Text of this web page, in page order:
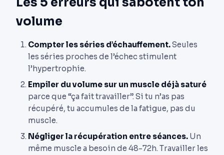
volume
Compter les séries d’échauffement.Seules
les séries proches de l’échec stimulent
l’hypertrophie.
Empiler du volume sur un muscle déjà saturé
parce que “ça fait travailler”. Si tu n’as pas
récupéré, tu accumules de la fatigue, pas du
muscle.
Négliger la récupération entre séances. Un
même muscle a besoin de 48-72h. Travailler les